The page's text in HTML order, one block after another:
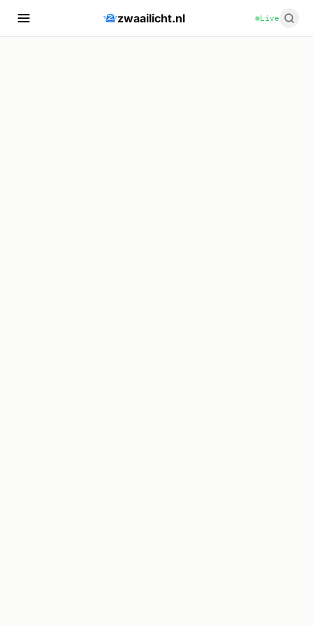
zwaailicht.nl Live